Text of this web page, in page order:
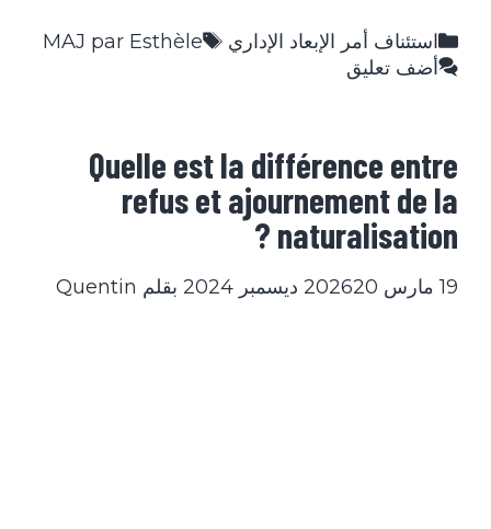
التصنيفات
استئناف أمر الإبعاد الإداري الوسوم
MAJ par Esthèle
أضف تعليق
Quelle est la différence entre
refus et ajournement de la
naturalisation ?
19 مارس 2026 20 ديسمبر 2024 بقلم Quentin